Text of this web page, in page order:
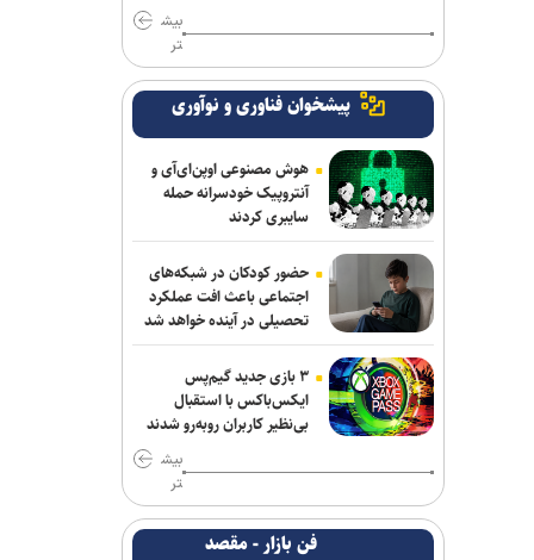
بازداشت استاد سال دانشگاه مریلند توسط
پلیس مهاجرت آمریکا
پزشکیان: جامعه امروز بیش از هر زمان به
همدلی و اخلاق قرآنی نیاز دارد
پزشکیان: مشروطه نماد بیداری،
قانون‌گرایی و مردم‌سالاری ملت ایران است
حادثه امنیتی دریایی در جنوب شرقی عدن
همکاری تهران و بغداد برای خدمت به
زائران در مرز زرباطیه
گفت‌وگوی تلفنی وزرای امور خارجه ایران و
وزارت خارجه یمن: تشدید تنش از سوی
عربستان با واکنشی فراگیر روبه‌رو می‌شود
بیش
تر
پیشخوان فناوری و نوآوری
هوش مصنوعی اوپن‌ای‌آی و
آنتروپیک خودسرانه حمله
سایبری کردند
حضور کودکان در شبکه‌های
اجتماعی باعث افت عملکرد
تحصیلی در آینده خواهد شد
۳ بازی جدید گیم‌پس
ایکس‌باکس با استقبال
بی‌نظیر کاربران روبه‌رو شدند
بیش
تر
فن بازار - مقصد